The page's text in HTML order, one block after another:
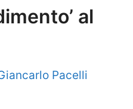
al
Pacelli